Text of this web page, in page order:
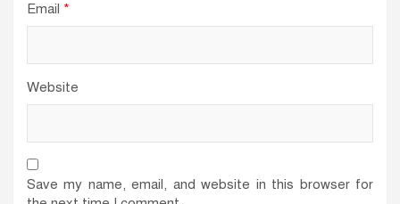
Email *
Website
Save my name, email, and website in this browser for